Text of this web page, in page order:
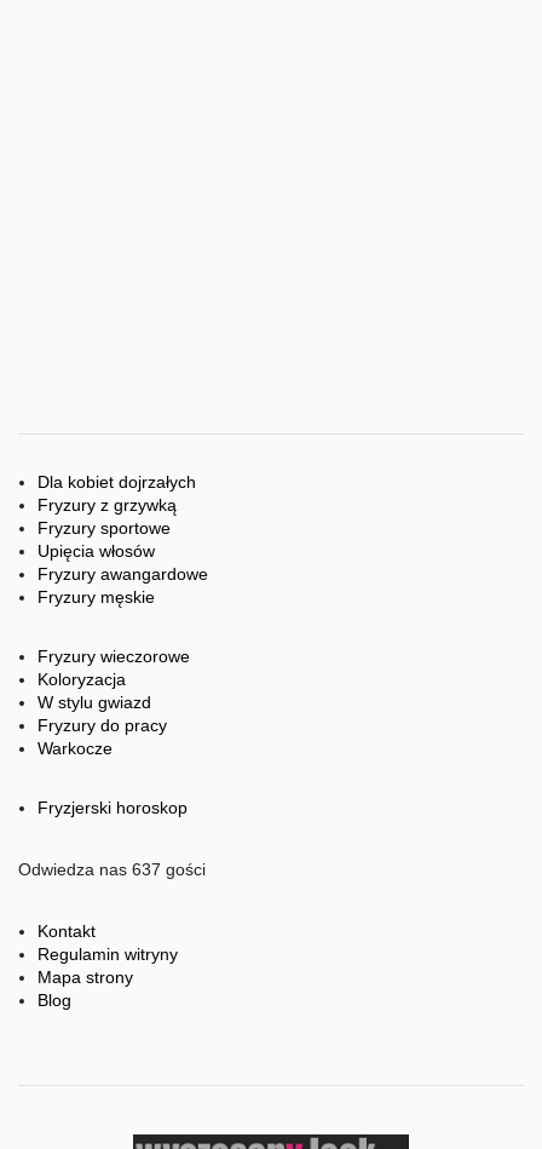
Dla kobiet dojrzałych
Fryzury z grzywką
Fryzury sportowe
Upięcia włosów
Fryzury awangardowe
Fryzury męskie
Fryzury wieczorowe
Koloryzacja
W stylu gwiazd
Fryzury do pracy
Warkocze
Fryzjerski horoskop
Odwiedza nas 637 gości
Kontakt
Regulamin witryny
Mapa strony
Blog